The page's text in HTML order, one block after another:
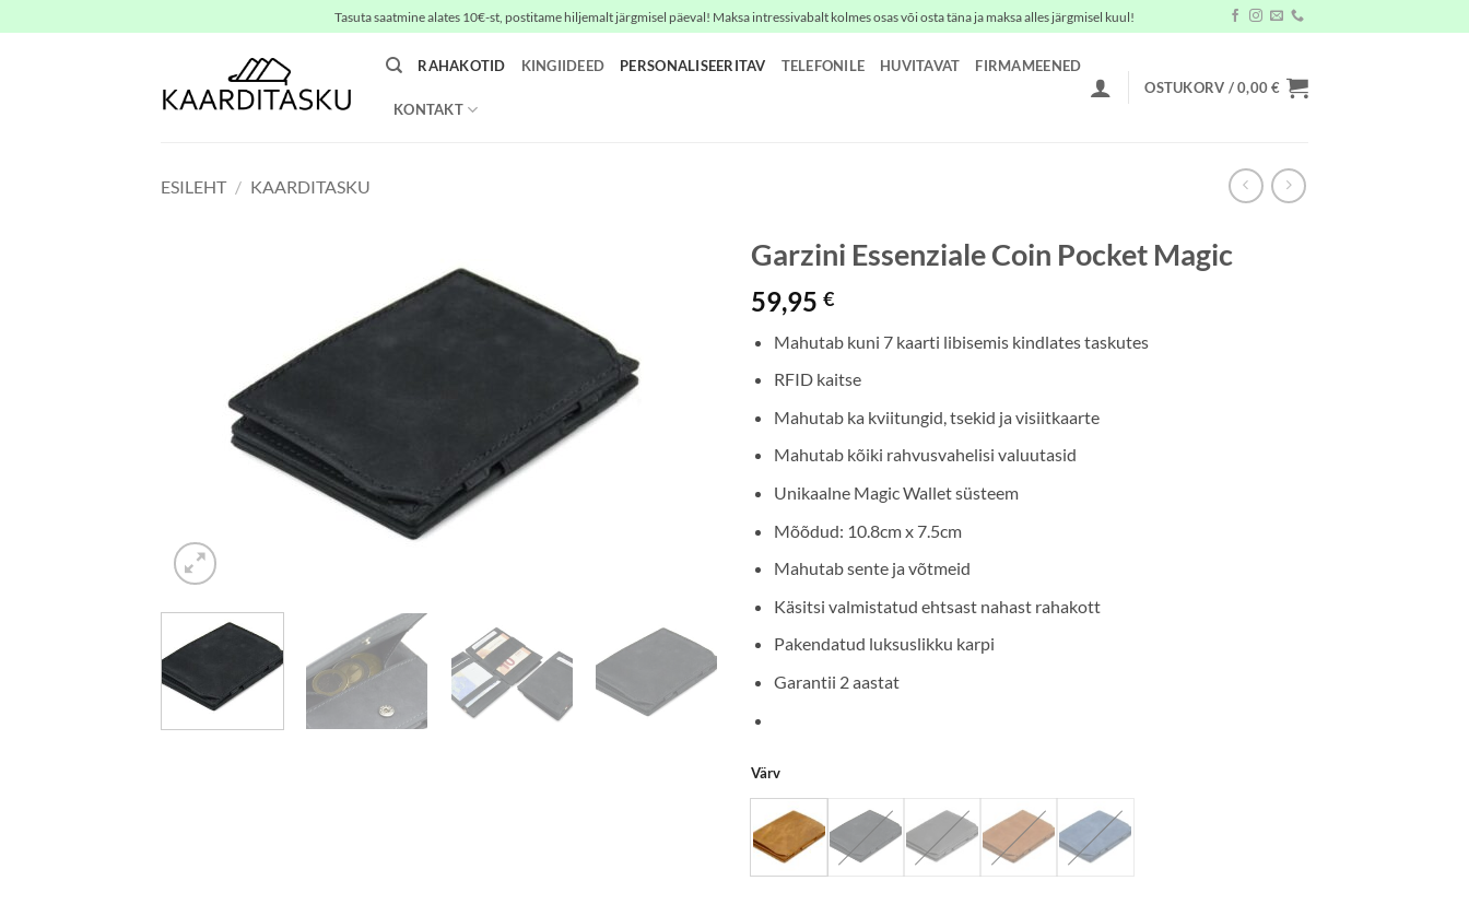
to
Tasuta saatmine alates 10€-st, postitame hiljemalt järgmisel päeval! Maksa intressivabalt kolmes osas või osta täna ja maksa alles järgmisel kuul!
RAHAKOTID KINGIIDEED PERSONALISEERITAV TELEFONILE HUVITAVAT FIRMAMEENED
KONTAKT
OSTUKORV /0,00€
ESILEHT / KAARDITASKU
Garzini Essenziale Coin Pocket Magic
59,95 €
Mahutab kuni 7 kaarti libisemis kindlates taskutes
RFID kaitse
Mahutab ka kviitungid, tsekid ja visiitkaarte
Mahutab kõiki rahvusvahelisi valuutasid
Unikaalne Magic Wallet süsteem
Mõõdud: 10.8cm x 7.5cm
Mahutab sente ja võtmeid
Käsitsi valmistatud ehtsast nahast rahakott
Pakendatud luksuslikku karpi
Garantii 2 aastat
Värv